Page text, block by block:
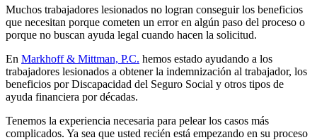
Muchos trabajadores lesionados no logran conseguir los beneficios
que necesitan porque cometen un error en algún paso del proceso o
porque no buscan ayuda legal cuando hacen la solicitud.
En Markhoff & Mittman, P.C. hemos estado ayudando a los
trabajadores lesionados a obtener la indemnización al trabajador, los
beneficios por Discapacidad del Seguro Social y otros tipos de
ayuda financiera por décadas.
Tenemos la experiencia necesaria para pelear los casos más
complicados. Ya sea que usted recién está empezando en su proceso